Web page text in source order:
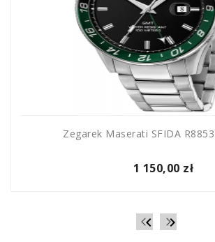

Zegarek Maserati SFIDA
1 150,00 zł
